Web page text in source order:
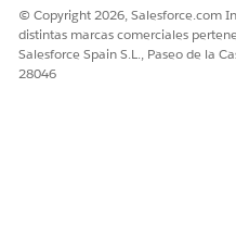
Sí
© Copyright 2026, Salesforce.com
distintas marcas comerciales
Salesforce Spain S.L., Paseo de la
28046